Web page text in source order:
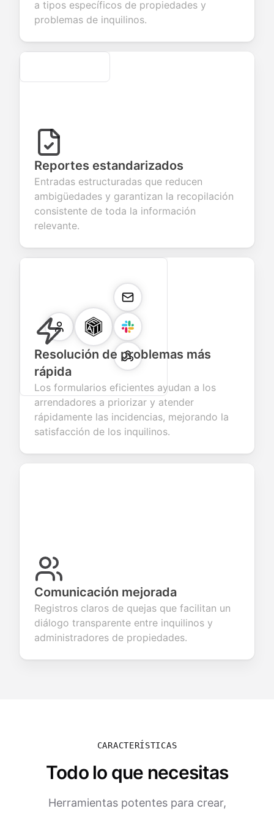
creation.
a tipos específicos de propiedades y
problemas de inquilinos.
Secure
Reportes estandarizados
Entradas estructuradas que reducen
ambigüedades y garantizan la recopilación
consistente de toda la información
relevante.
Resolución de problemas más
rápida
Los formularios eficientes ayudan a los
arrendadores a priorizar y atender
rápidamente las incidencias, mejorando la
satisfacción de los inquilinos.
Comunicación mejorada
Registros claros de quejas que facilitan un
diálogo transparente entre inquilinos y
administradores de propiedades.
CARACTERÍSTICAS
Todo lo que necesitas
Herramientas potentes para crear,